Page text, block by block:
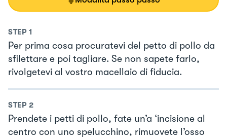
STEP 1
Per prima cosa procuratevi del petto di pollo da
sfilettare e poi tagliare. Se non sapete farlo,
rivolgetevi al vostro macellaio di fiducia.
STEP 2
Prendete i petti di pollo, fate un’a ‘incisione al
centro con uno spelucchino, rimuovete l’osso